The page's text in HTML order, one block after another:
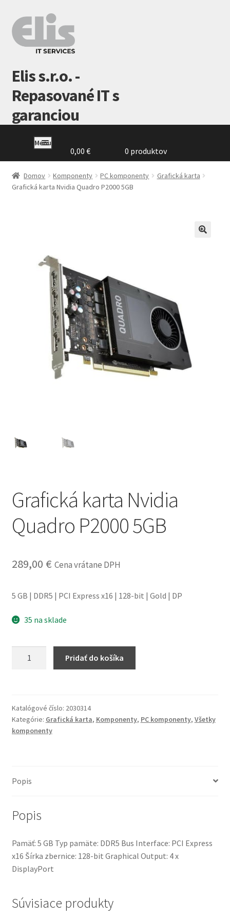
Preskočiť
na
navigáciu
Preskočiť
na
obsah
Elis s.r.o. -
Repasované IT s
garanciou
Menu
Domovská
stránka
0,00 € 0 produktov
Domov Komponenty PC komponenty
Grafická karta
Grafická karta Nvidia Quadro P2000 5GB
Grafická karta Nvidia
Quadro P2000 5GB
289,00 € Cena vrátane DPH
5 GB | DDR5 | PCI Express x16 | 128-bit | Gold | DP
35 na sklade
Quadro
P2000
5GB
Pridať do košíka
Katalógové číslo: 2030314
Kategórie: Grafická karta, Komponenty, PC komponenty, Všetky
komponenty
Popis
Popis
Pamäť: 5 GB Typ pamäte: DDR5 Bus Interface: PCI Express
x16 Šírka zbernice: 128-bit Graphical Output: 4 x
DisplayPort
Súvisiace produkty